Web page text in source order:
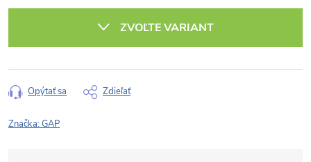
ZVOĽTE VARIANT
Opýtať sa Zdieľať
Značka:GAP